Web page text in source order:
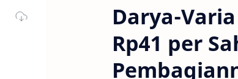
Darya-
Rp41 per